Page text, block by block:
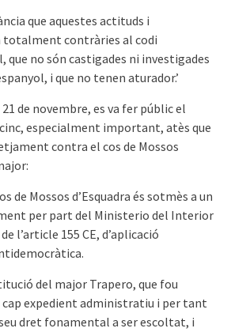
que aquestes actituds i
totalment contràries al codi
no són castigades ni investigades
i que no tenen aturador.’
de novembre, es va fer públic el
especialment important, atès que
contra el cos de Mossos
de Mossos d’Esquadra és sotmès a un
per part del Ministerio del Interior
l’article 155 CE, d’aplicació
del major Trapero, que fou
cap expedient administratiu i per tant
dret fonamental a ser escoltat, i